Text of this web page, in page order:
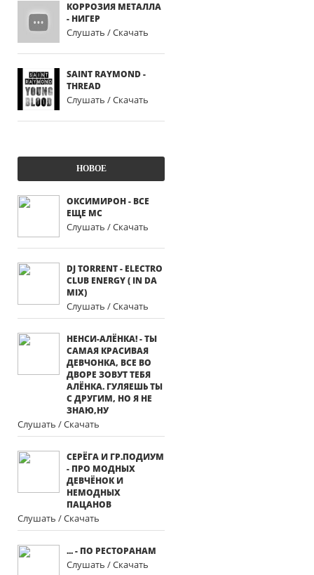
КОРРОЗИЯ МЕТАЛЛА
- НИГЕР
Слушать / Скачать
SAINT RAYMOND -
THREAD
Слушать / Скачать
НОВОЕ
ОКСИМИРОН - ВСЕ
ЕЩЕ MC
Слушать / Скачать
DJ TORRENT - ELECTRO
CLUB ENERGY ( IN DA
MIX)
Слушать / Скачать
НЕНСИ-АЛЁНКА! - ТЫ
САМАЯ КРАСИВАЯ
ДЕВЧОНКА, ВСЕ ВО
ДВОРЕ ЗОВУТ ТЕБЯ
АЛЁНКА. ГУЛЯЕШЬ ТЫ
С ДРУГИМ, НО Я НЕ
ЗНАЮ,НУ
Слушать / Скачать
СЕРЁГА И ГР.ПОДИУМ
- ПРО МОДНЫХ
ДЕВЧЁНОК И
НЕМОДНЫХ
ПАЦАНОВ
Слушать / Скачать
... - ПО РЕСТОРАНАМ
Слушать / Скачать